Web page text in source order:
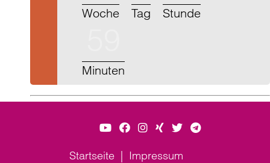
Woche Tag Stunde
Minuten
Startseite
Impressum